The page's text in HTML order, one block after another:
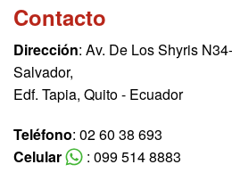
Contacto
Dirección: Av. De Los Shyris
Salvador,
Edf. Tapia, Quito - Ecuador
Teléfono: 02 60 38 693
Celular
: 099 514 8883